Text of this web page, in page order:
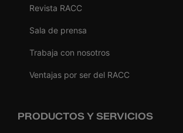
Revista RACC
Sala de prensa
Trabaja con nosotros
Ventajas por ser del RACC
PRODUCTOS Y SERVICIOS